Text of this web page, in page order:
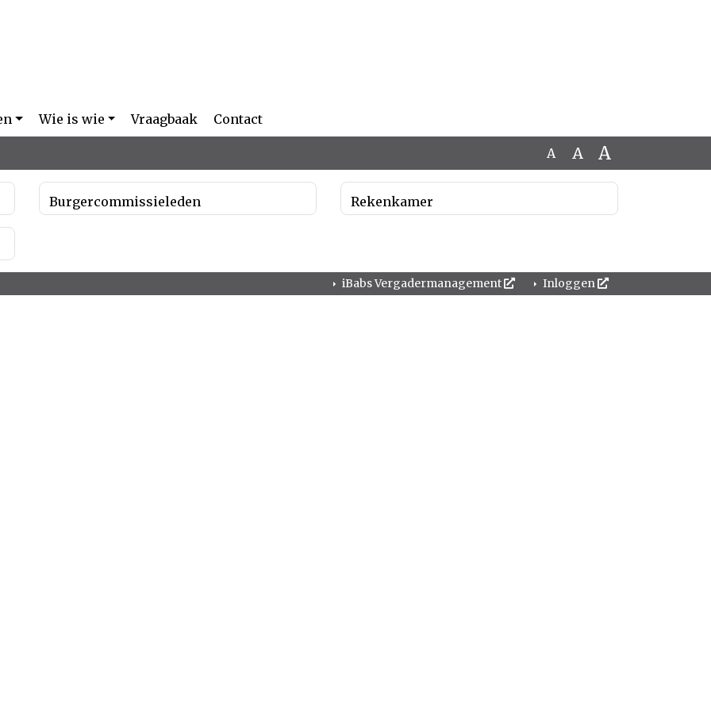
Wie is wie Vraagbaak Contact
A A A
Burgercommissieleden Rekenkamer
iBabs Vergadermanagement Inloggen